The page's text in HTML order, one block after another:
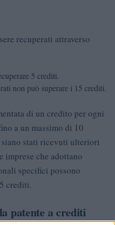
recuperati attraverso
5 crediti.
non può superare i 15 crediti.
di un credito per ogni
a un massimo di 10
stati ricevuti ulteriori
imprese che adottano
specifici possono
crediti.
patente a crediti